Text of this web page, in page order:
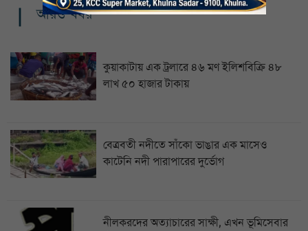
আরও খবর
কুয়াকাটায় এক ট্রলারে ৪৬ মণ ইলিশবিক্রি ৪৮
লাখ ৫০ হাজার টাকায়
বেত্রবতী নদীতে সাঁকো ভাঙার এক মাসেও
কাটেনি নদী পারাপারের দুর্ভোগ
নীলকরদের অত্যাচারের সাক্ষী, এখন ভূমিসেবার